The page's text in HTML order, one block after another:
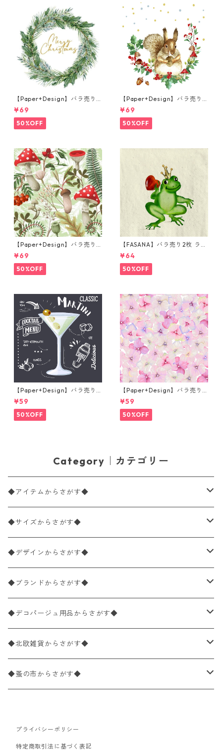
【Paper+Design】バラ売り2
枚 ランチサイズ ペーパーナプ
キン Joyful wreath ホワイト
¥69
50%OFF
【Paper+Design】バラ売り2
枚 ランチサイズ ペーパーナプ
キン Forest Squirrel ホワイ
ト
¥69
50%OFF
【Paper+Design】バラ売り2
枚 ランチサイズ ペーパーナプ
キン Forest Fungi グリーン
¥69
50%OFF
【FASANA】バラ売り2枚 ラン
チサイズ ペーパーナプキン Fr
og prince ナチュラル
¥64
50%OFF
【Paper+Design】バラ売り2
枚 カクテルサイズ ペーパーナ
プキン Martini ブラック
¥59
50%OFF
【Paper+Design】バラ売り2
枚 カクテルサイズ ペーパーナ
プキン Small blossoms ピン
ク
¥59
50%OFF
Category｜カテゴリー
◆アイテムからさがす◆
ペーパーナプキン2枚バラ売り
ペーパーナプキン1枚バラ売り
ペーパーナプキン20枚入りパック
ペーパーナプキン10枚入りパック
ライスペーパー
ペーパーリネンナプキン
ワックスペーパー
◆サイズからさがす◆
33×33cm（ランチサイズ）
バラ売り
パック売り
25×25cm（カクテルサイズ）
バラ売り
パック売り
40×40cm（ディナーサイズ）
バラ売り
パック売り
21×21cm（ポケットサイズ）
バラ売り
33cm（ラウンド）
◆デザインからさがす◆
花柄
植物・グリーン柄
動物・鳥・昆虫・蝶柄
海・魚柄
食べ物・フルーツ・野菜・ドリンク柄
◆ブランドからさがす◆
ドイツ製 IHR/イア
ランチサイズ
カクテルサイズ
ドイツ製 Ambiente/アンビエンテ
ランチサイズ
ドイツ製 Paperproducts Design
カクテルサイズ
ランチサイズ
ドイツ製 ti-flair/ティーフレア
◆デコパージュ用品からさがす◆
デコパージュ液
デコパージュ下地
デコパージュはさみ
◆北欧雑貨からさがす◆
シリコンモールド
トレイ
◆蚤の市からさがす◆
北欧雑貨
プライバシーポリシー
特定商取引法に基づく表記